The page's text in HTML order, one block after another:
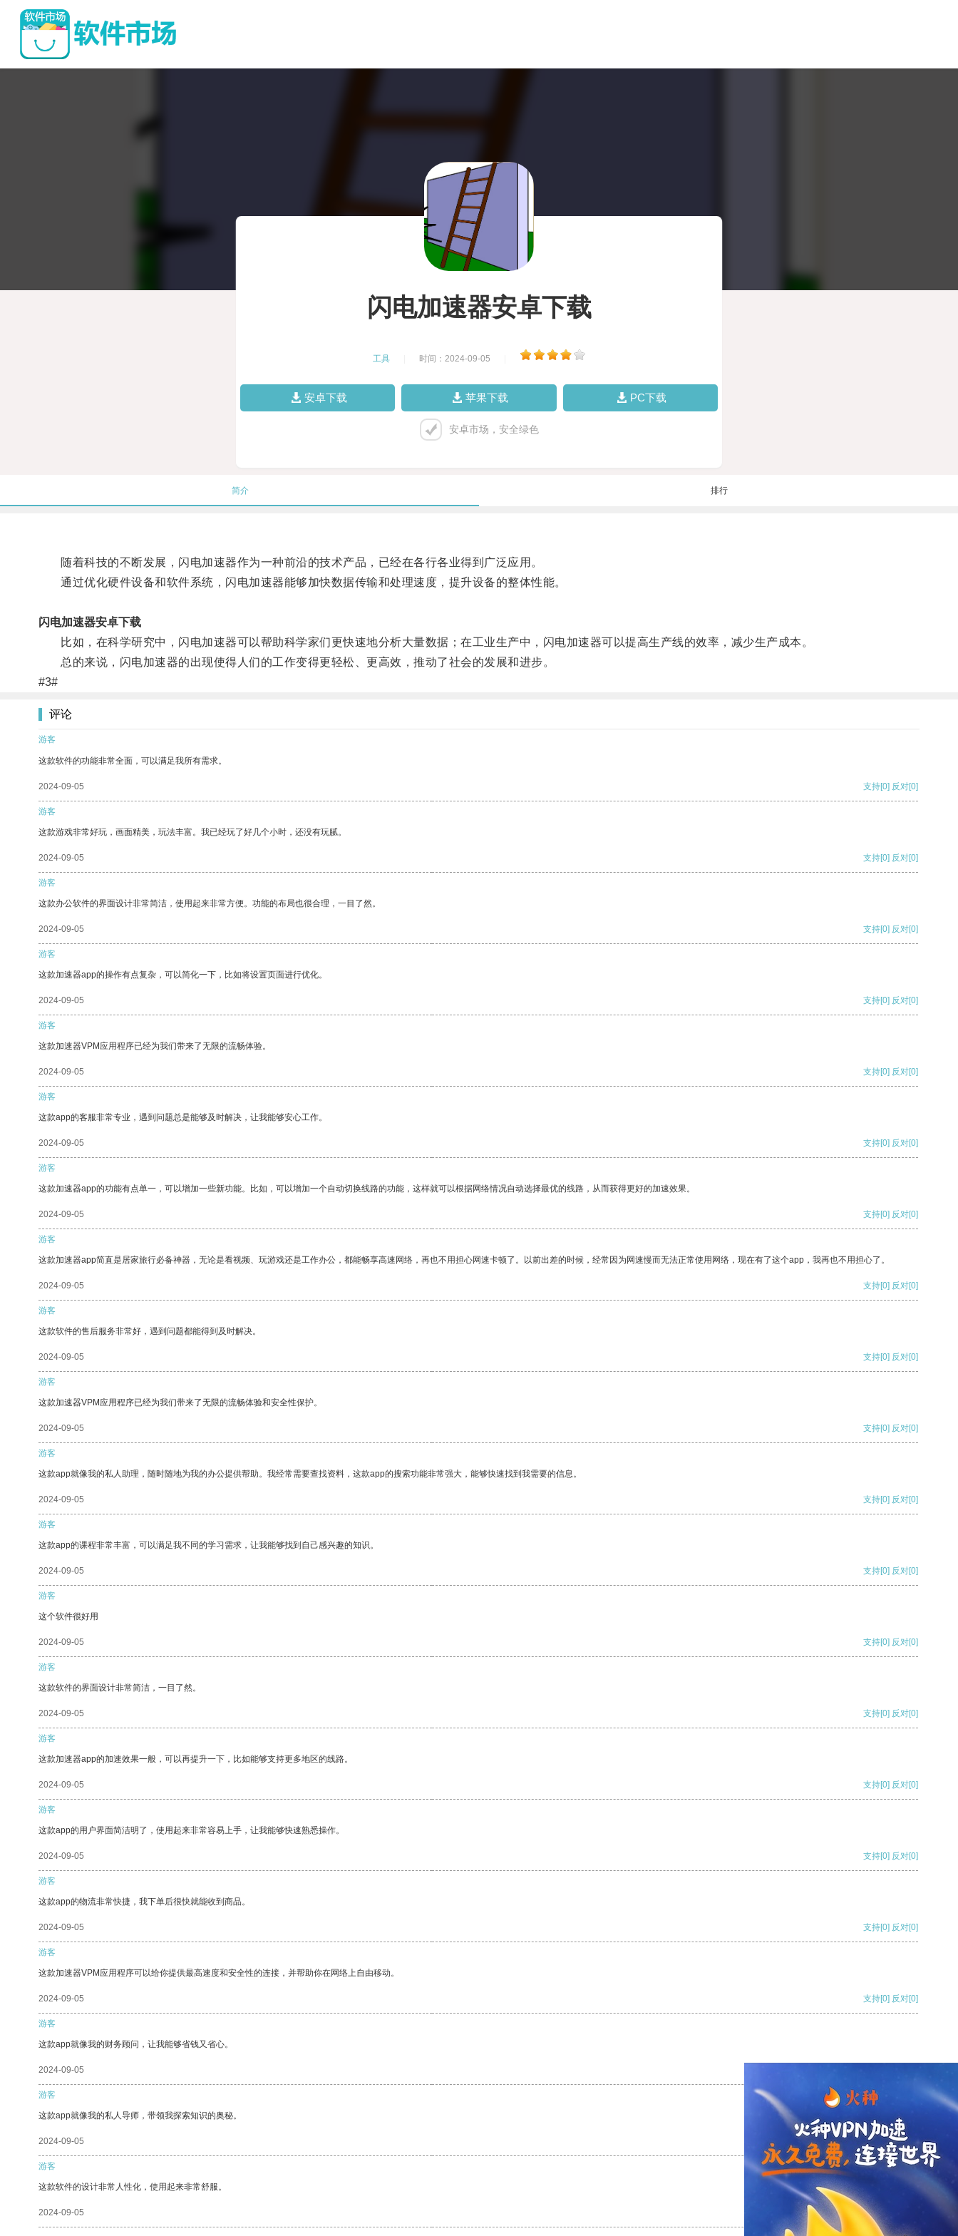
闪电加速器安卓下载
工具 时间：2024-09-05
安卓下载 苹果下载 PC下载
安卓市场，安全绿色
简介 排行
随着科技的不断发展，闪电加速器作为一种前沿的技术产品，已经在各行各业得到广泛应用。
通过优化硬件设备和软件系统，闪电加速器能够加快数据传输和处理速度，提升设备的整体性能。
闪电加速器安卓下载
比如，在科学研究中，闪电加速器可以帮助科学家们更快速地分析大量数据；在工业生产中，闪电加速器可以提高生产线的效率，减少生产成本。
总的来说，闪电加速器的出现使得人们的工作变得更轻松、更高效，推动了社会的发展和进步。
#3#
评论
游客
这款软件的功能非常全面，可以满足我所有需求。
2024-09-05 支持[0] 反对[0]
游客
这款游戏非常好玩，画面精美，玩法丰富。我已经玩了好几个小时，还没有玩腻。
2024-09-05 支持[0] 反对[0]
游客
这款办公软件的界面设计非常简洁，使用起来非常方便。功能的布局也很合理，一目了然。
2024-09-05 支持[0] 反对[0]
游客
这款加速器app的操作有点复杂，可以简化一下，比如将设置页面进行优化。
2024-09-05 支持[0] 反对[0]
游客
这款加速器VPM应用程序已经为我们带来了无限的流畅体验。
2024-09-05 支持[0] 反对[0]
游客
这款app的客服非常专业，遇到问题总是能够及时解决，让我能够安心工作。
2024-09-05 支持[0] 反对[0]
游客
这款加速器app的功能有点单一，可以增加一些新功能。比如，可以增加一个自动切换线路的功能，这样就可以根据网络情况自动选择最优的线路，从而获得更好的加速效果。
2024-09-05 支持[0] 反对[0]
游客
这款加速器app简直是居家旅行必备神器，无论是看视频、玩游戏还是工作办公，都能畅享高速网络，再也不用担心网速卡顿了。以前出差的时候，经常因为网速慢而无法正常使用网络，现在有了这个app，我再也不用担心了。
2024-09-05 支持[0] 反对[0]
游客
这款软件的售后服务非常好，遇到问题都能得到及时解决。
2024-09-05 支持[0] 反对[0]
游客
这款加速器VPM应用程序已经为我们带来了无限的流畅体验和安全性保护。
2024-09-05 支持[0] 反对[0]
游客
这款app就像我的私人助理，随时随地为我的办公提供帮助。我经常需要查找资料，这款app的搜索功能非常强大，能够快速找到我需要的信息。
2024-09-05 支持[0] 反对[0]
游客
这款app的课程非常丰富，可以满足我不同的学习需求，让我能够找到自己感兴趣的知识。
2024-09-05 支持[0] 反对[0]
游客
这个软件很好用
2024-09-05 支持[0] 反对[0]
游客
这款软件的界面设计非常简洁，一目了然。
2024-09-05 支持[0] 反对[0]
游客
这款加速器app的加速效果一般，可以再提升一下，比如能够支持更多地区的线路。
2024-09-05 支持[0] 反对[0]
游客
这款app的用户界面简洁明了，使用起来非常容易上手，让我能够快速熟悉操作。
2024-09-05 支持[0] 反对[0]
游客
这款app的物流非常快捷，我下单后很快就能收到商品。
2024-09-05 支持[0] 反对[0]
游客
这款加速器VPM应用程序可以给你提供最高速度和安全性的连接，并帮助你在网络上自由移动。
2024-09-05 支持[0] 反对[0]
游客
这款app就像我的财务顾问，让我能够省钱又省心。
2024-09-05
游客
这款app就像我的私人导师，带领我探索知识的奥秘。
2024-09-05 支持 [0] 反对 [0]
游客
这款软件的设计非常人性化，使用起来非常舒服。
2024-09-05 支持